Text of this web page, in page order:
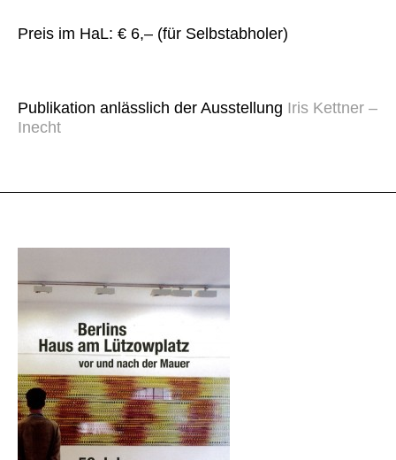
Preis im HaL: € 6,– (für Selbstabholer)
Publikation anlässlich der Ausstellung Iris Kettner –
Inecht